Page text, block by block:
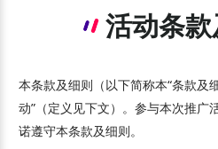
友，且好友通过您的推荐链接
即可获得奖励。入金方式包括
收款、支付服务商(PSP)收款或
为奖励，此奖励可与1000人民
发放时间：奖励将于活动结束
WorldFirst预留的邮箱。发放
可能会与您联系确认，敬请留意
活动条
本条款及细则（以下简称本“条款及
动”（定义见下文）。参与本次推广
诺遵守本条款及细则。